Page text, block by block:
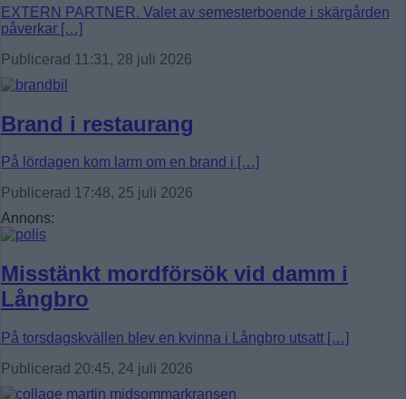
EXTERN PARTNER. Valet av semesterboende i skärgården
påverkar […]
Publicerad 11:31, 28 juli 2026
Brand i restaurang
På lördagen kom larm om en brand i […]
Publicerad 17:48, 25 juli 2026
Annons:
Misstänkt mordförsök vid damm i
Långbro
På torsdagskvällen blev en kvinna i Långbro utsatt […]
Publicerad 20:45, 24 juli 2026